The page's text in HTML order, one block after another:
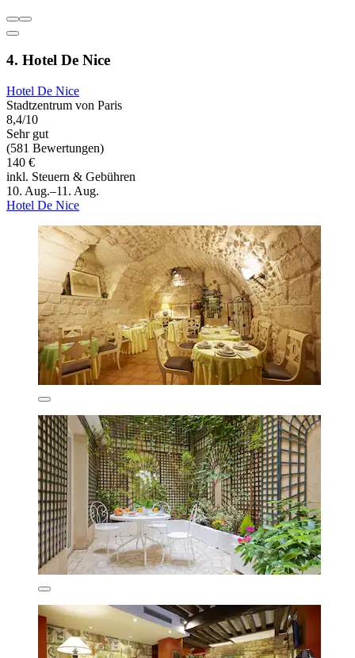
4. Hotel De Nice
Hotel De Nice
Stadtzentrum von Paris
8,4/10
Sehr gut
(581 Bewertungen)
140 €
inkl. Steuern & Gebühren
10. Aug.–11. Aug.
Hotel De Nice